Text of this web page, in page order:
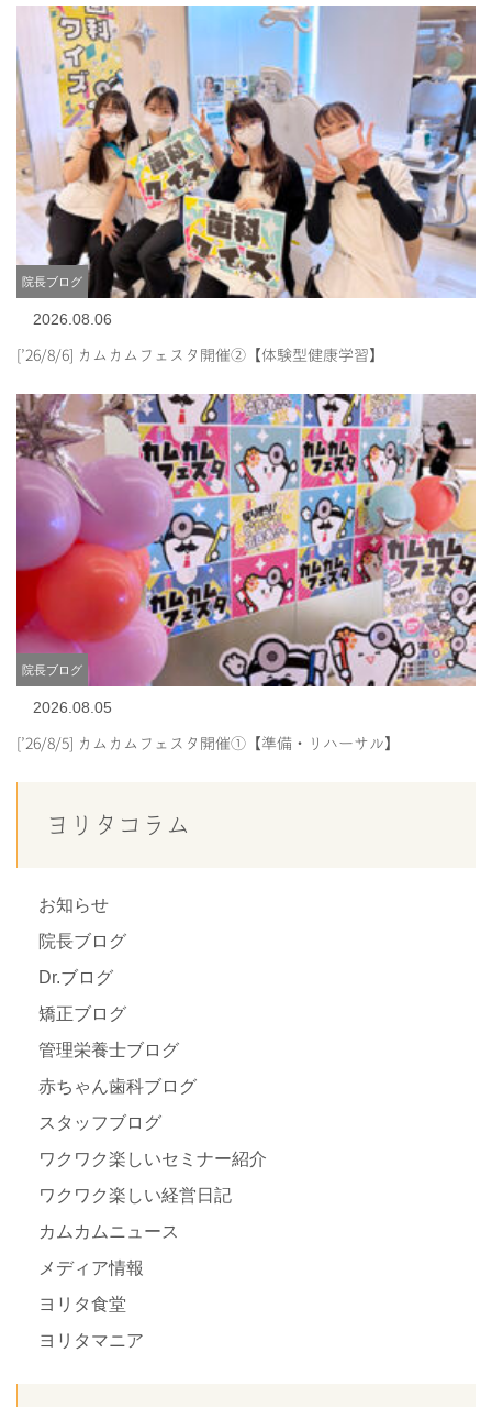
院長ブログ
2026.08.06
[’26/8/6] カムカムフェスタ開催②【体験型健康学習】
院長ブログ
2026.08.05
[’26/8/5] カムカムフェスタ開催①【準備・リハーサル】
ヨリタコラム
お知らせ
院長ブログ
Dr.ブログ
矯正ブログ
管理栄養士ブログ
赤ちゃん歯科ブログ
スタッフブログ
ワクワク楽しいセミナー紹介
ワクワク楽しい経営日記
カムカムニュース
メディア情報
ヨリタ食堂
ヨリタマニア